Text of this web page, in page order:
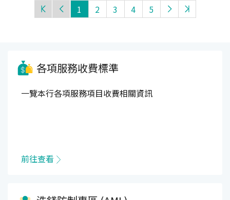
1 2 3 4 5
各項服務收費標準
一覽本行各項服務項目收費相關資訊
前往查看